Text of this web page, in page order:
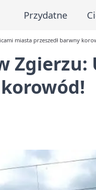
Przydatne
miasta przeszedł barwny